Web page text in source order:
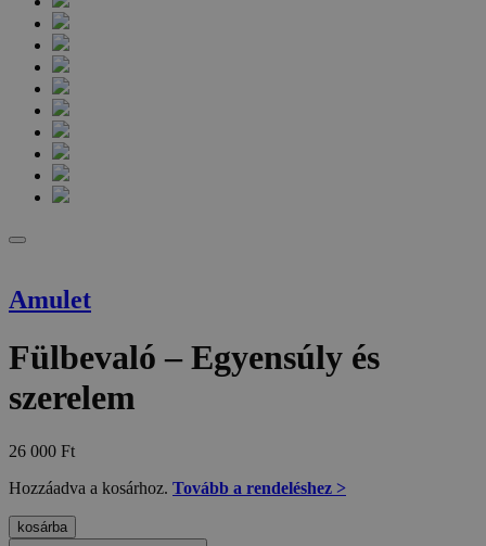
Amulet
Fülbevaló – Egyensúly és
szerelem
26 000 Ft
Hozzáadva a kosárhoz. Tovább a rendeléshez >
kosárba